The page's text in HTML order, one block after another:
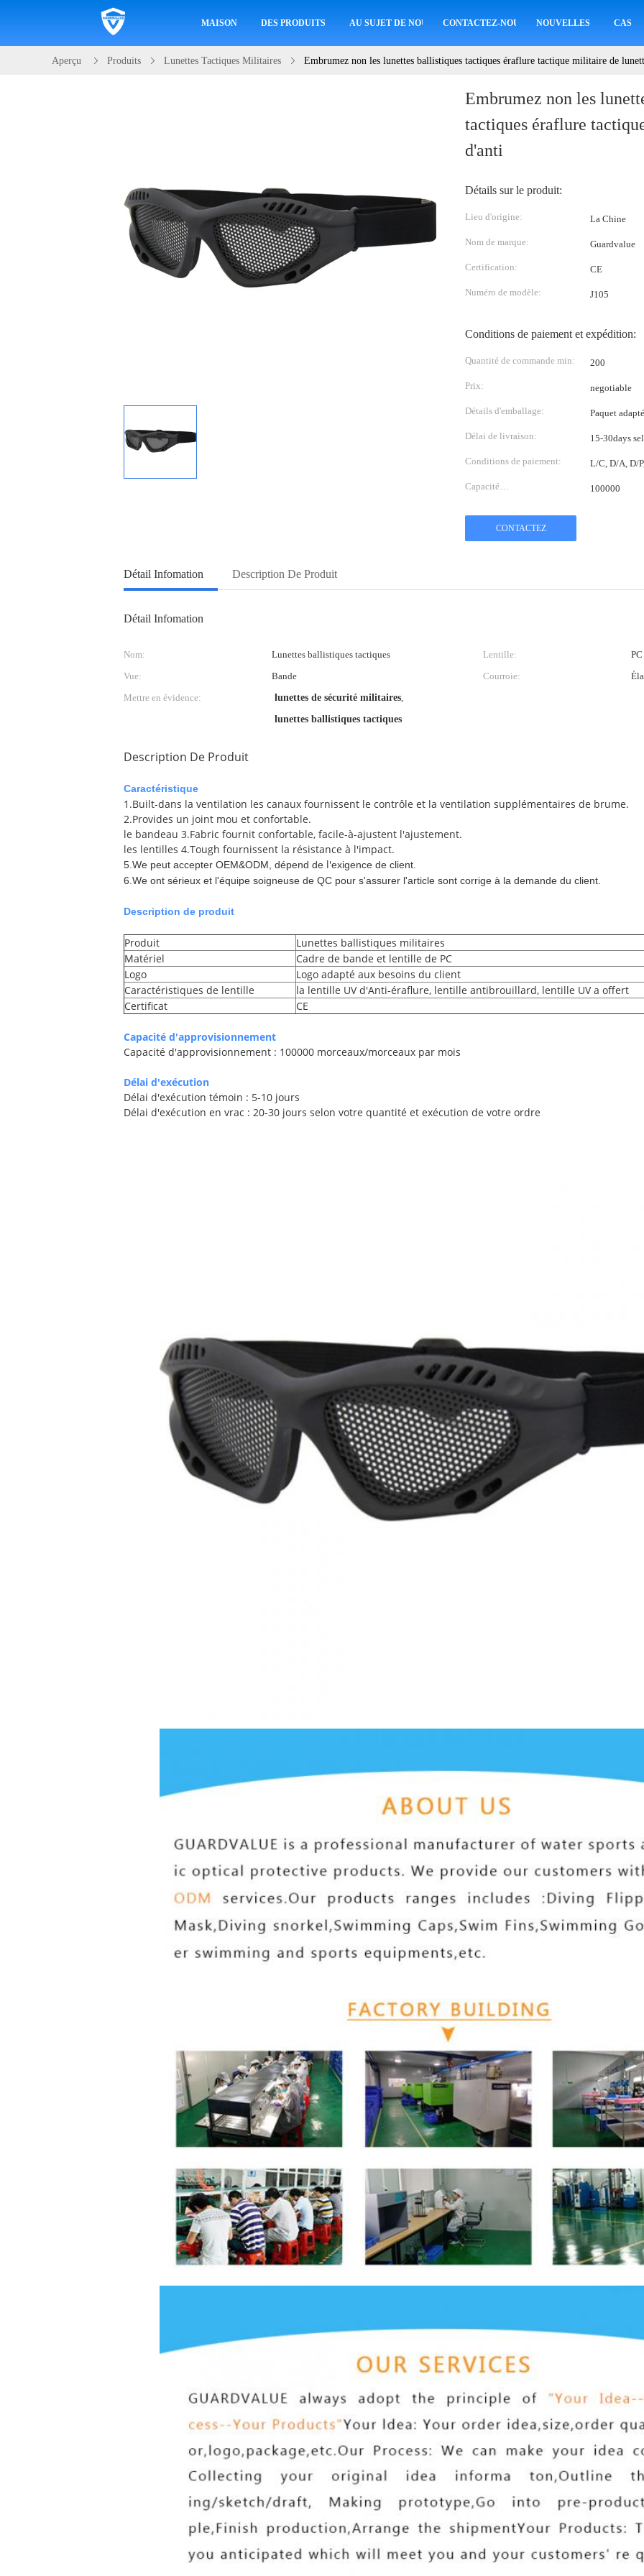
MAISON DES PRODUITS AU SUJET DE NOUS CONTACTEZ-NOUS NOUVELLES CAS
Aperçu Produits Lunettes Tactiques Militaires Embrumez non les lunettes ballistiques tactiques éraflure tactique militaire de
Embrumez non les
tactiques éraflure
d'anti
Détails sur le produit:
Lieu d'origine: La Chine
Nom de marque: Guardvalue
Certification: CE
Numéro de modèle: J105
Conditions de paiement et expédition:
Quantité de commande min: 200
Prix: negotiable
Détails d'emballage: Paquet
Délai de livraison: 15-30days
Conditions de paiement: L/C, D/A, D/
Capacité
100000
CONTACTEZ
Détail Infomation Description De Produit
Détail Infomation
Nom: Lunettes ballistiques tactiques Lentille:
PC
Vue:
Bande Courroie:
Mettre en évidence:
lunettes de sécurité militaires,
lunettes ballistiques tactiques
Description De Produit
Caractéristique
1.Built-dans la ventilation les canaux fournissent le contrôle et la ventilation supplémentaires de brume.
2.Provides un joint mou et confortable.
le bandeau 3.Fabric fournit confortable, facile-à-ajustent l'ajustement.
les lentilles 4.Tough fournissent la résistance à l'impact.
5.We peut accepter OEM&ODM, dépend de l'exigence de client.
6.We ont sérieux et l'équipe soigneuse de QC pour s'assurer l'article sont corrige à la demande du client.
Description de produit
Produit
Lunettes ballistiques militaires
Matériel
Cadre de bande et lentille de PC
Logo
Logo adapté aux besoins du client
Caractéristiques de lentille
la lentille UV d'Anti-éraflure, lentille antibrouillard, lentille UV a offert
Certificat
CE
Capacité d'approvisionnement
Capacité d'approvisionnement : 100000 morceaux/morceaux par mois
Délai d'exécution
Délai d'exécution témoin : 5-10 jours
Délai d'exécution en vrac : 20-30 jours selon votre quantité et exécution de votre ordre